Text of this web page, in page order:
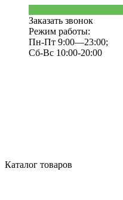
Заказать звонок
Режим работы:
Пн-Пт 9:00—23:00;
Сб-Вс 10:00-20:00
Каталог товаров